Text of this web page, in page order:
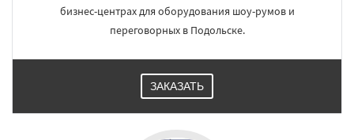
бизнес-центрах для оборудования шоу-румов и
переговорных в Подольске.
ЗАКАЗАТЬ